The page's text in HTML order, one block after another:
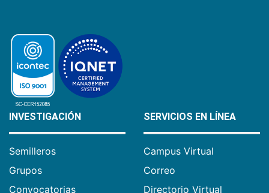
INVESTIGACIÓN
Semilleros
Grupos
Convocatorias
SERVICIOS EN LÍNEA
Campus Virtual
Correo
Directorio Virtual